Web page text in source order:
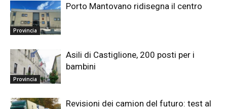
Provincia
Porto Mantovano ridisegna il centro
Provincia
Asili di Castiglione, 200 posti per i
bambini
Revisioni dei camion del futuro: test al